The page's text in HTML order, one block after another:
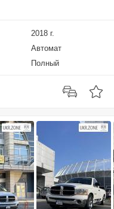
2018 г.
Автомат
Полный